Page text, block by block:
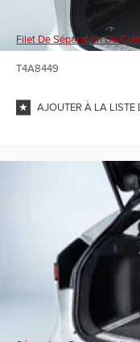
Filet De Séparation Du
T4A8449
AJOUTER À LA LISTE